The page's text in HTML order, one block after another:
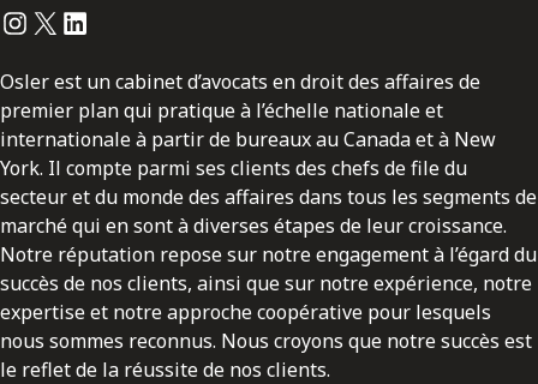
Instagram
Twitter
LinkedIn
Osler est un cabinet d’avocats en droit des affaires de
premier plan qui pratique à l’échelle nationale et
internationale à partir de bureaux au Canada et à New
York. Il compte parmi ses clients des chefs de file du
secteur et du monde des affaires dans tous les segments de
marché qui en sont à diverses étapes de leur croissance.
Notre réputation repose sur notre engagement à l’égard du
succès de nos clients, ainsi que sur notre expérience, notre
expertise et notre approche coopérative pour lesquels
nous sommes reconnus. Nous croyons que notre succès est
le reflet de la réussite de nos clients.